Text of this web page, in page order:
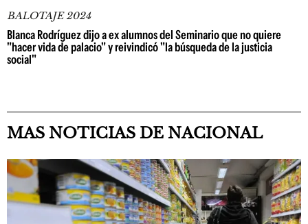
BALOTAJE 2024
Blanca Rodríguez dijo a ex alumnos del Seminario que no quiere
"hacer vida de palacio" y reivindicó "la búsqueda de la justicia
social"
MAS NOTICIAS DE NACIONAL